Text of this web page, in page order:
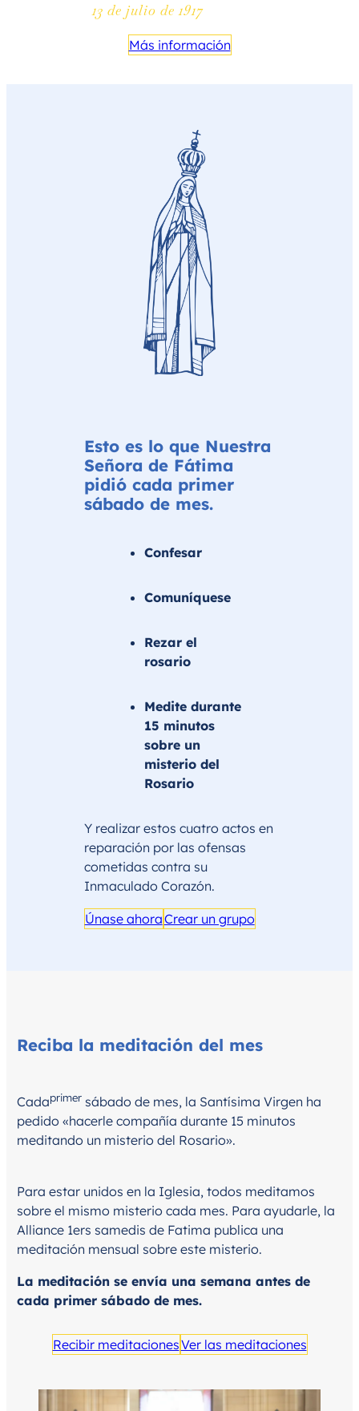
13 de julio de 1917
Más información
Esto es lo que Nuestra
Señora de Fátima
pidió cada primer
sábado de mes.
Confesar
Comuníquese
Rezar el
rosario
Medite durante
15 minutos
sobre un
misterio del
Rosario
Y realizar estos cuatro actos en
reparación por las ofensas
cometidas contra su
Inmaculado Corazón.
Únase ahoraCrear un grupo
Reciba la meditación del mes
Cadaprimer sábado de mes, la Santísima Virgen ha
pedido «hacerle compañía durante 15 minutos
meditando un misterio del Rosario».
Para estar unidos en la Iglesia, todos meditamos
sobre el mismo misterio cada mes. Para ayudarle, la
Alliance 1ers samedis de Fatima publica una
meditación mensual sobre este misterio.
La meditación se envía una semana antes de
cada primer sábado de mes.
Recibir meditacionesVer las meditaciones